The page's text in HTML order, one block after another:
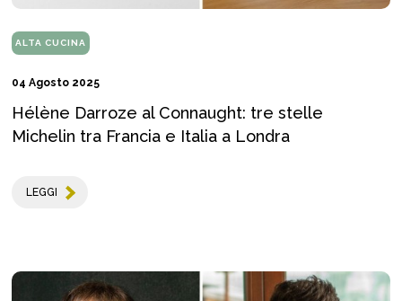
ALTA CUCINA
04 Agosto 2025
Hélène Darroze al Connaught: tre stelle
Michelin tra Francia e Italia a Londra
LEGGI